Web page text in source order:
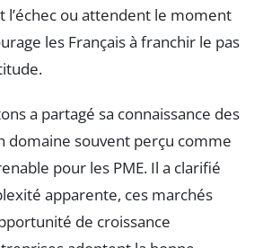
l’échec ou attendent le moment
les Français à franchir le pas
a partagé sa connaissance des
domaine souvent perçu comme
pour les PME. Il a clarifié
apparente, ces marchés
de croissance